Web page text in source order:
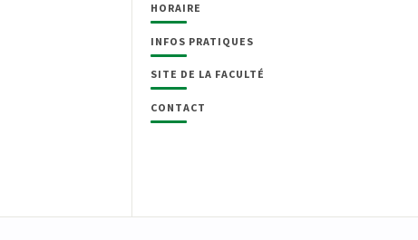
HORAIRE
INFOS PRATIQUES
SITE DE LA FACULTÉ
CONTACT